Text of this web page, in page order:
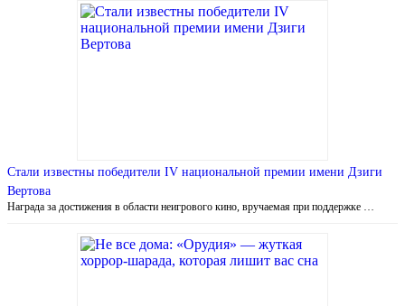
Стали известны победители IV национальной премии имени Дзиги
Вертова
Награда за достижения в области неигрового кино, вручаемая при поддержке …